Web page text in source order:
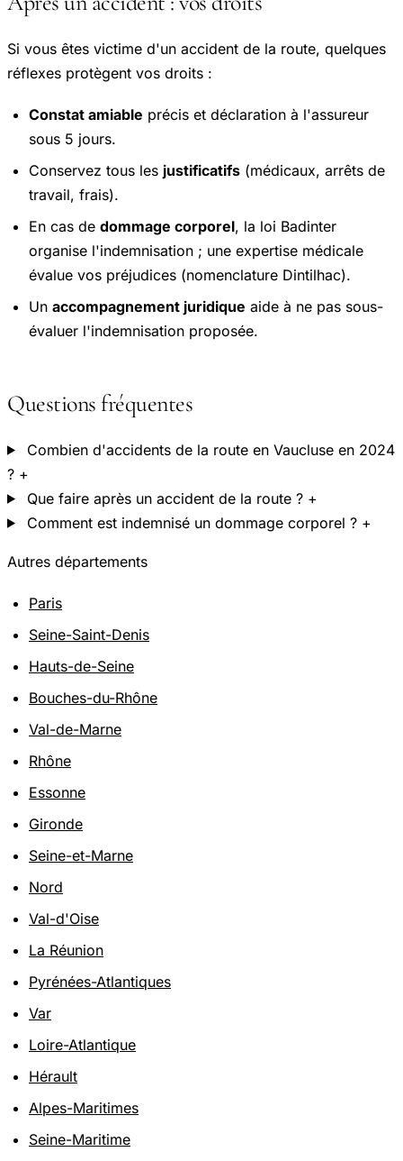
Si vous êtes victime d'un accident de la route, quelques
réflexes protègent vos droits :
Constat amiable précis et déclaration à l'assureur
sous 5 jours.
Conservez tous les justificatifs (médicaux, arrêts de
travail, frais).
En cas de dommage corporel, la loi Badinter
organise l'indemnisation ; une expertise médicale
évalue vos préjudices (nomenclature Dintilhac).
Un accompagnement juridique aide à ne pas sous-
évaluer l'indemnisation proposée.
Questions fréquentes
Combien d'accidents de la route en Vaucluse en 2024
? +
Que faire après un accident de la route ? +
Comment est indemnisé un dommage corporel ? +
Autres départements
Paris
Seine-Saint-Denis
Hauts-de-Seine
Bouches-du-Rhône
Val-de-Marne
Rhône
Essonne
Gironde
Seine-et-Marne
Nord
Val-d'Oise
La Réunion
Pyrénées-Atlantiques
Var
Loire-Atlantique
Hérault
Alpes-Maritimes
Seine-Maritime